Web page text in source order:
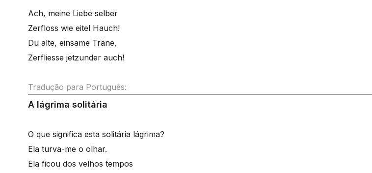
Ach, meine Liebe selber
Zerfloss wie eitel Hauch!
Du alte, einsame Träne,
Zerfliesse jetzunder auch!
Tradução para Português:
A lágrima solitária
O que significa esta solitária lágrima?
Ela turva-me o olhar.
Ela ficou dos velhos tempos